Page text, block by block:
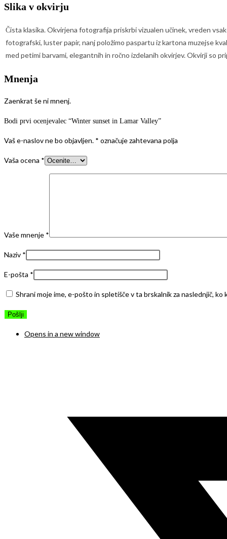
Slika v okvirju
Čista klasika. Okvirjena fotografija priskrbi vizualen učinek, vreden
fotografski, luster papir, nanj položimo paspartu iz kartona muzejse
med petimi barvami, elegantnih in ročno izdelanih okvirjev. Okvirji so
Mnenja
Zaenkrat še ni mnenj.
Bodi prvi ocenjevalec “Winter sunset in Lamar Valley”
Vaš e-naslov ne bo objavljen. * označuje zahtevana polja
Vaša ocena *
Vaše mnenje *
Naziv *
E-pošta *
Shrani moje ime, e-pošto in spletišče v ta brskalnik za naslednjič, ko
Opens in a new window